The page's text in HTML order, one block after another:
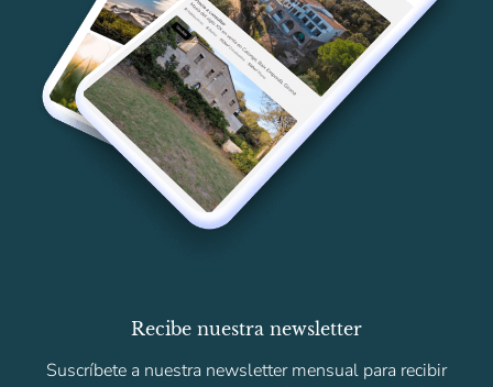
Recibe nuestra newsletter
Suscríbete a nuestra newsletter mensual para recibir